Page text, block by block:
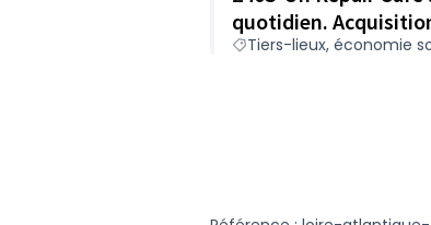
quotidien.
Tiers-lieux, économie